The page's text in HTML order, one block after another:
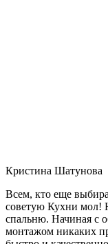
Кристина Шатунова
Всем, кто еще
советую Кухни мол!
спальню. Начиная с
монтажом никаких